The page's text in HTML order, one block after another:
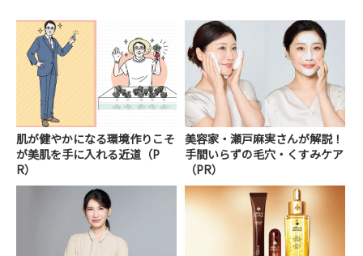
肌が健やかになる環境作りこそ
が美肌を手に入れる近道（P
R）
美容家・瀬戸麻実さんが解説！
手間いらずの毛穴・くすみケア
（PR）